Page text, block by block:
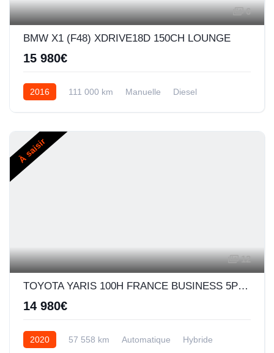
6
BMW X1 (F48) XDRIVE18D 150CH LOUNGE
15 980€
2016 111 000 km Manuelle Diesel
À saisir
12
TOYOTA YARIS 100H FRANCE BUSINESS 5P MY19
14 980€
2020 57 558 km Automatique Hybride